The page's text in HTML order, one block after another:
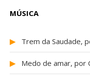
MÚSICA
▶ Trem da Saudade,
▶ Medo de amar, por